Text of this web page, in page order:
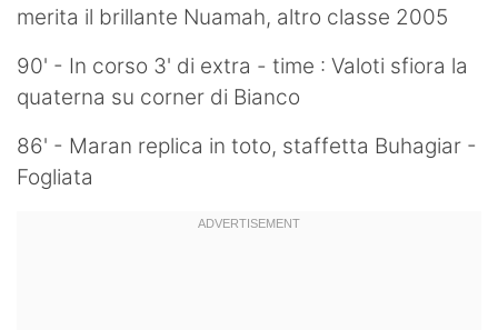
merita il brillante Nuamah, altro classe 2005
90' - In corso 3' di extra - time : Valoti sfiora la
quaterna su corner di Bianco
86' - Maran replica in toto, staffetta Buhagiar -
Fogliata